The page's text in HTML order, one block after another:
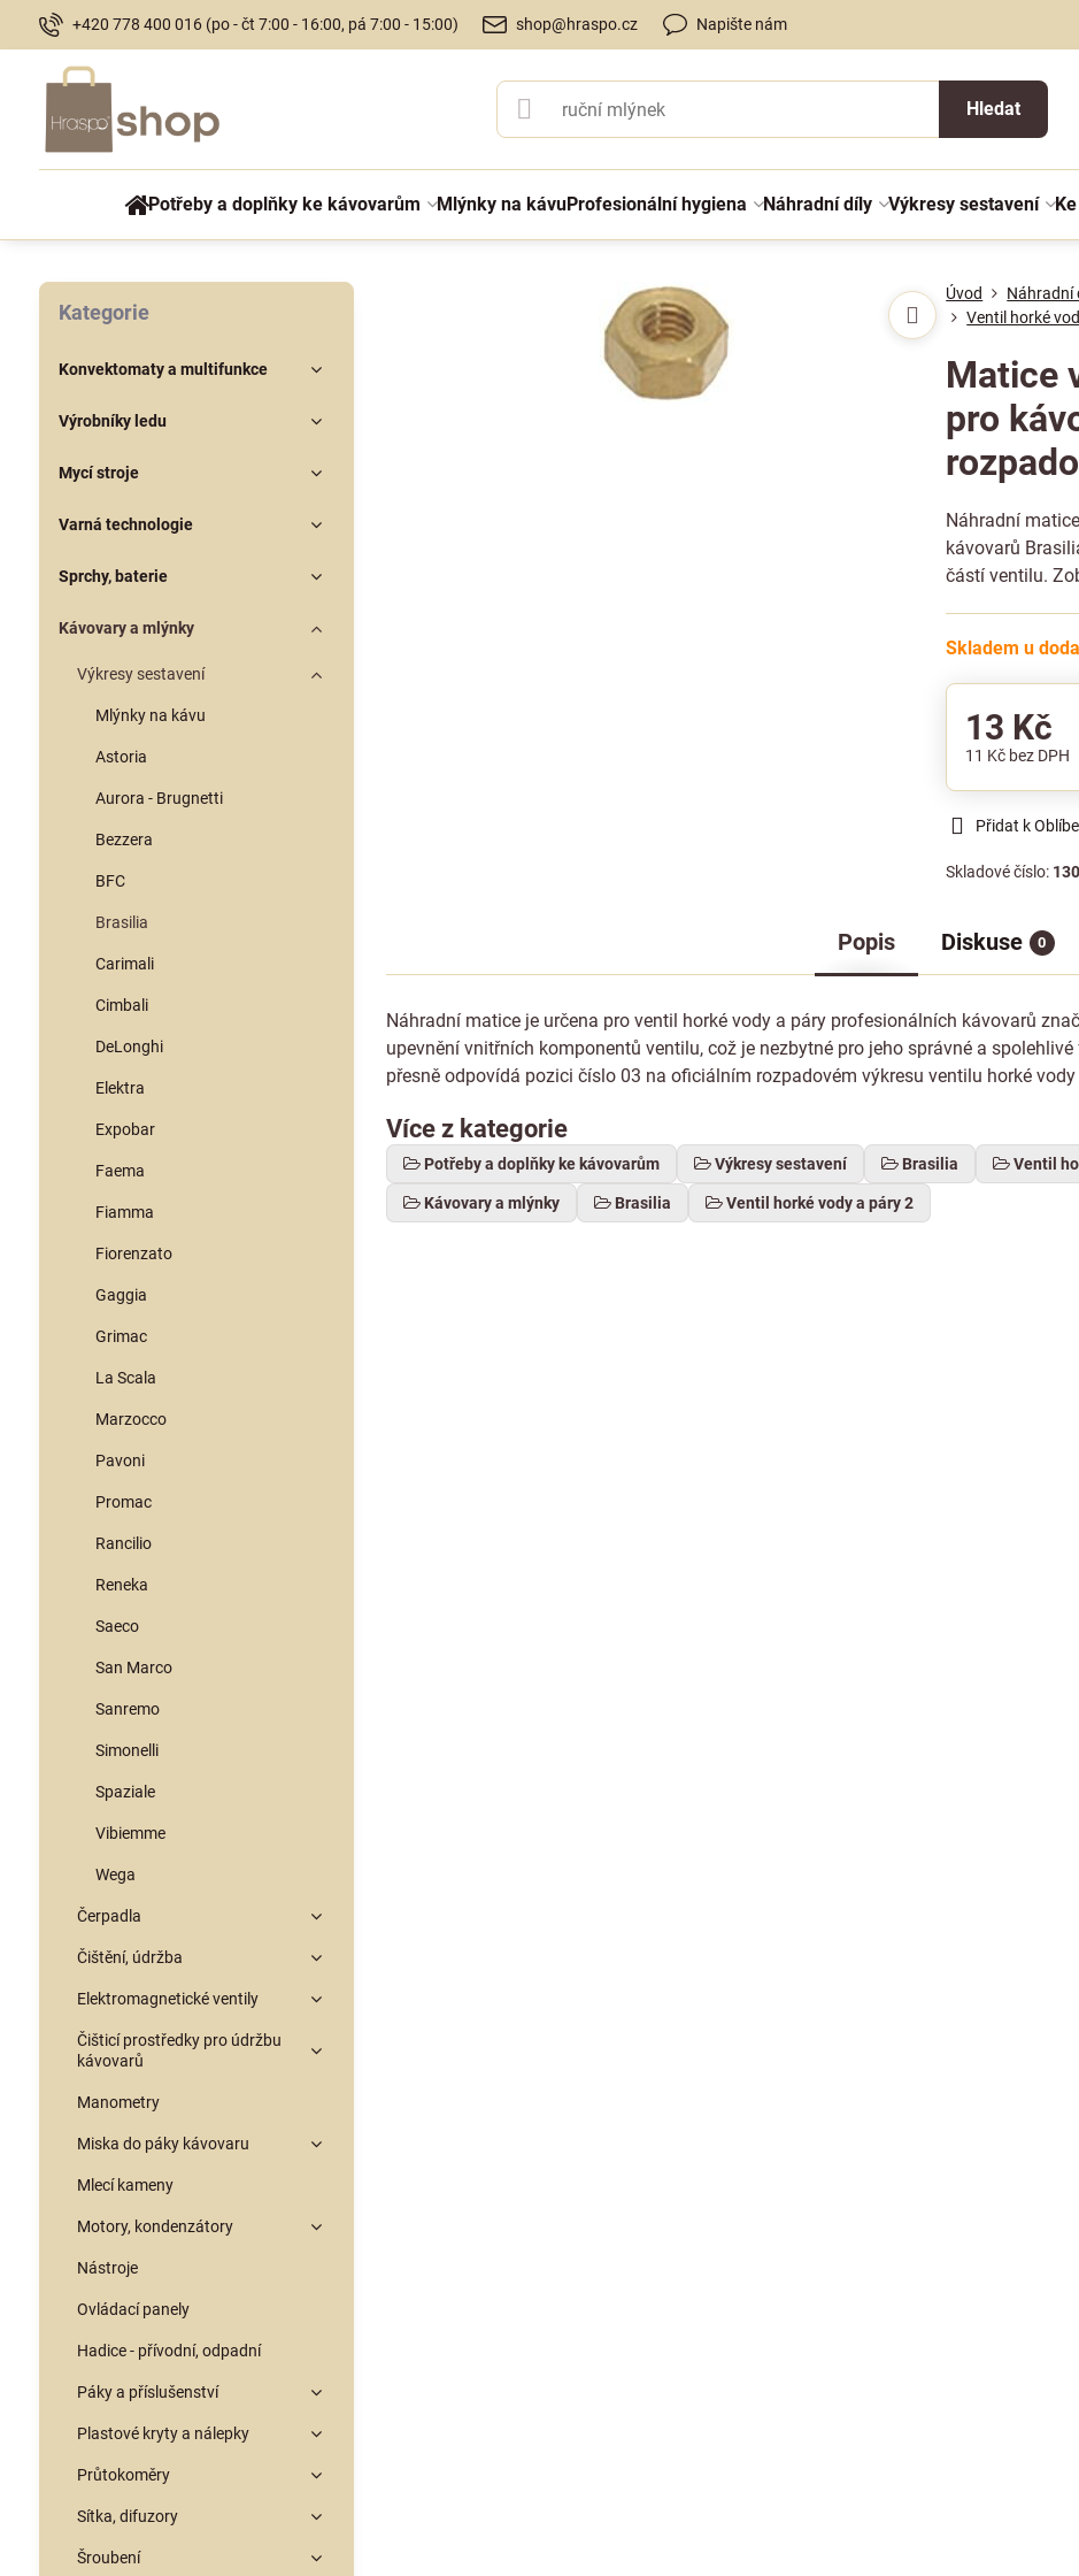
+420 778 400 016 (po - čt 7:00 - 16:00, pá 7:00 - 15:00) shop@hraspo.cz Napište nám
Hledat
Potřeby a doplňky ke kávovarům Mlýnky na kávuProfesionální hygiena Náhradní díly Výkresy sestavení
Úvod Náhradní
Ventil horké
Matice
pro
Náhradní
kávovarů
částí ventilu.
Skladem u
13 Kč
11 Kč bez DPH
Přidat k
Skladové číslo:
Popis Diskuse 0
Náhradní matice je určena pro ventil horké vody a páry profesionálních kávovarů
upevnění vnitřních komponentů ventilu, což je nezbytné pro jeho správné a
přesně odpovídá pozici číslo 03 na oficiálním rozpadovém výkresu ventilu horké
Více z kategorie
Potřeby a doplňky ke kávovarům Výkresy sestavení Brasilia Ventil
Kávovary a mlýnky Brasilia Ventil horké vody a páry 2
Kategorie
Konvektomaty a multifunkce
Výrobníky ledu
Mycí stroje
Varná technologie
Sprchy, baterie
Kávovary a mlýnky
Výkresy sestavení
Mlýnky na kávu
Astoria
Aurora - Brugnetti
Bezzera
BFC
Brasilia
Carimali
Cimbali
DeLonghi
Elektra
Expobar
Faema
Fiamma
Fiorenzato
Gaggia
Grimac
La Scala
Marzocco
Pavoni
Promac
Rancilio
Reneka
Saeco
San Marco
Sanremo
Simonelli
Spaziale
Vibiemme
Wega
Čerpadla
Čištění, údržba
Elektromagnetické ventily
Čišticí prostředky pro údržbu
kávovarů
Manometry
Miska do páky kávovaru
Mlecí kameny
Motory, kondenzátory
Nástroje
Ovládací panely
Hadice - přívodní, odpadní
Páky a příslušenství
Plastové kryty a nálepky
Průtokoměry
Sítka, difuzory
Šroubení